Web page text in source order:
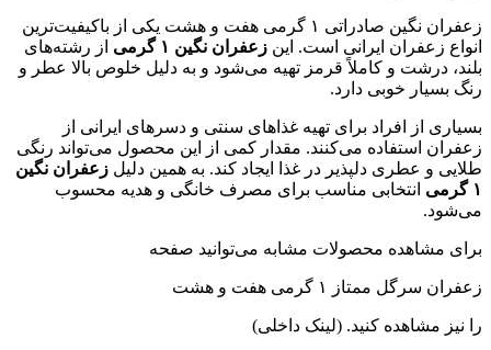
زعفران نگین صادراتی ۱ گرمی هفت و هشت یکی از باکیفیت‌ترین
انواع زعفران ایرانی است. این زعفران نگین ۱ گرمی
از رشته‌های
بلند، درشت و کاملاً قرمز تهیه می‌شود و به دلیل خلوص بالا عطر و
رنگ بسیار خوبی دارد.
بسیاری از افراد برای تهیه غذاهای سنتی و دسرهای ایرانی از
زعفران استفاده می‌کنند. مقدار کمی از این محصول می‌تواند رنگی
طلایی و عطری دلپذیر در غذا ایجاد کند. به همین دلیل زعفران نگین
۱ گرمی
انتخابی مناسب برای مصرف خانگی و هدیه محسوب
می‌شود.
برای مشاهده محصولات مشابه می‌توانید صفحه
زعفران سرگل ممتاز ۱ گرمی هفت و هشت
را نیز مشاهده کنید. (لینک داخلی)